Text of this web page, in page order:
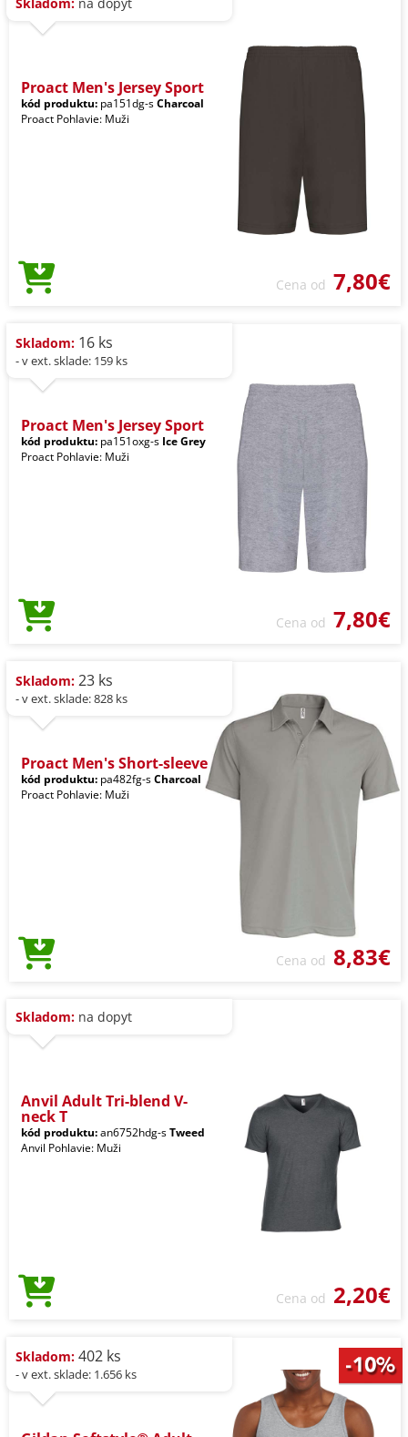
Proact Men's Jersey Sport
kód produktu: pa151dg-sCharcoal
Proact Pohlavie: Muži
Cena od 7,80€
Skladom: 16 ks
- v ext. sklade: 159 ks
Proact Men's Jersey Sport
kód produktu: pa151oxg-s Ice Grey
Proact Pohlavie: Muži
Cena od 7,80€
Skladom: 23 ks
- v ext. sklade: 828 ks
Proact Men's Short-sleeve
kód produktu: pa482fg-sCharcoal
Proact Pohlavie: Muži
Cena od 8,83€
Skladom: na dopyt
Anvil Adult Tri-blend V-
neck T
kód produktu:an6752hdg-sTweed
Anvil Pohlavie: Muži
Cena od 2,20€
Skladom: 402 ks
- v ext. sklade: 1.656 ks